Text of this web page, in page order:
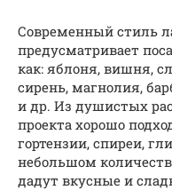
Современный стиль
предусматривает
как: яблоня, вишня,
сирень, магнолия,
и др. Из душистых
проекта хорошо
гортензии, спиреи,
небольшом
дадут вкусные и